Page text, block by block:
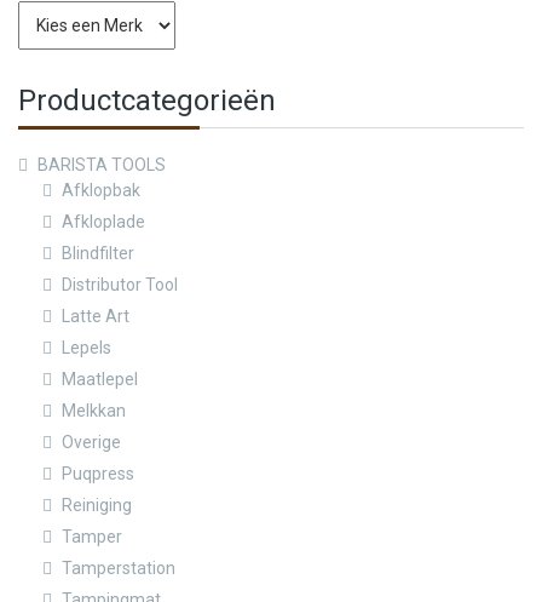
Productcategorieën
BARISTA TOOLS
Afklopbak
Afkloplade
Blindfilter
Distributor Tool
Latte Art
Lepels
Maatlepel
Melkkan
Overige
Puqpress
Reiniging
Tamper
Tamperstation